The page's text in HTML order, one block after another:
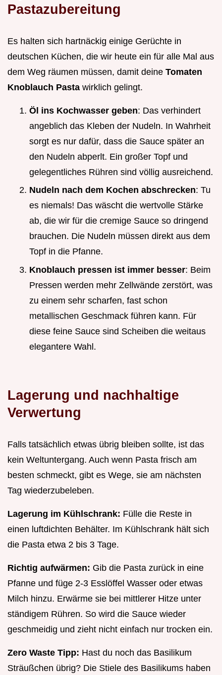
Pastazubereitung
Es halten sich hartnäckig einige Gerüchte in
deutschen Küchen, die wir heute ein für alle Mal aus
dem Weg räumen müssen, damit deine Tomaten
Knoblauch Pasta wirklich gelingt.
Öl ins Kochwasser geben: Das verhindert
angeblich das Kleben der Nudeln. In Wahrheit
sorgt es nur dafür, dass die Sauce später an
den Nudeln abperlt. Ein großer Topf und
gelegentliches Rühren sind völlig ausreichend.
Nudeln nach dem Kochen abschrecken: Tu
es niemals! Das wäscht die wertvolle Stärke
ab, die wir für die cremige Sauce so dringend
brauchen. Die Nudeln müssen direkt aus dem
Topf in die Pfanne.
Knoblauch pressen ist immer besser: Beim
Pressen werden mehr Zellwände zerstört, was
zu einem sehr scharfen, fast schon
metallischen Geschmack führen kann. Für
diese feine Sauce sind Scheiben die weitaus
elegantere Wahl.
Lagerung und nachhaltige
Verwertung
Falls tatsächlich etwas übrig bleiben sollte, ist das
kein Weltuntergang. Auch wenn Pasta frisch am
besten schmeckt, gibt es Wege, sie am nächsten
Tag wiederzubeleben.
Lagerung im Kühlschrank: Fülle die Reste in
einen luftdichten Behälter. Im Kühlschrank hält sich
die Pasta etwa 2 bis 3 Tage.
Richtig aufwärmen: Gib die Pasta zurück in eine
Pfanne und füge 2-3 Esslöffel Wasser oder etwas
Milch hinzu. Erwärme sie bei mittlerer Hitze unter
ständigem Rühren. So wird die Sauce wieder
geschmeidig und zieht nicht einfach nur trocken ein.
Zero Waste Tipp: Hast du noch das Basilikum
Sträußchen übrig? Die Stiele des Basilikums haben